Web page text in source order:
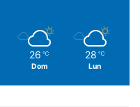
26 ℃
Dom
28 ℃
Lun